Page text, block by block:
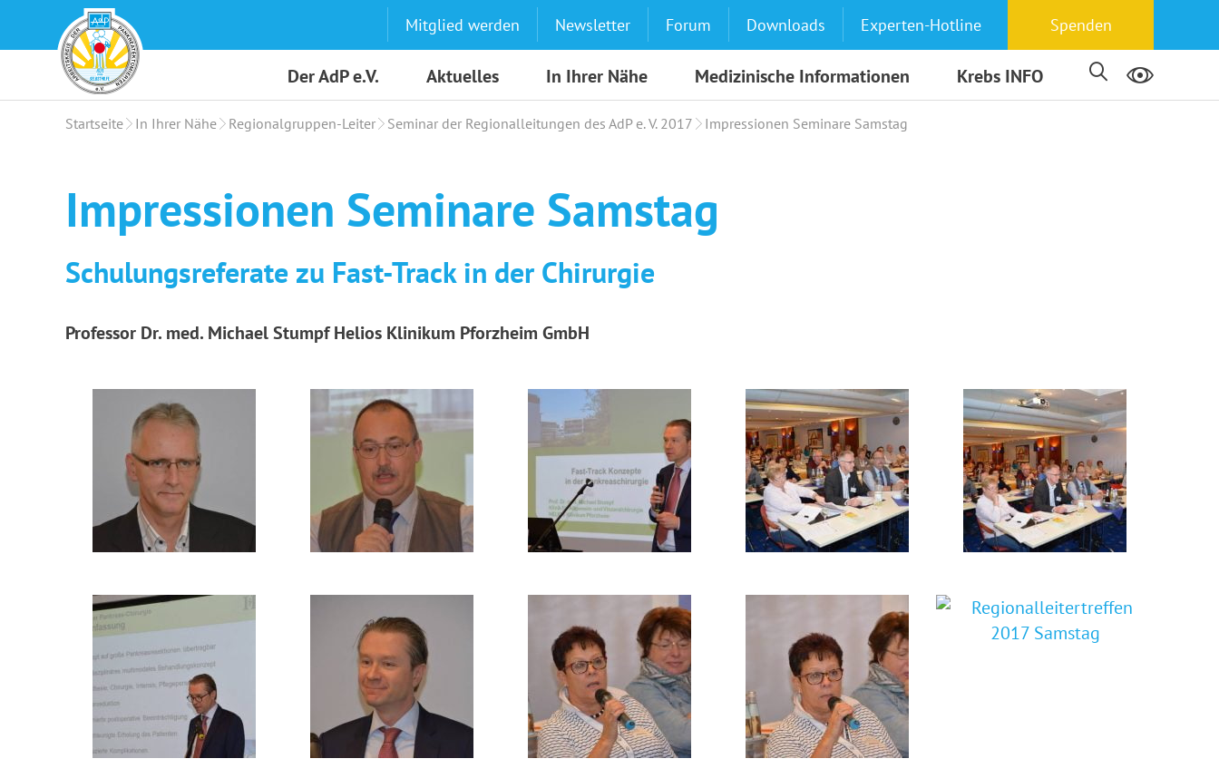
Mitglied werden Newsletter Forum Downloads Experten-Hotline Spenden
Der AdP e.V. Aktuelles In Ihrer Nähe Medizinische Informationen Krebs INFO
Startseite In Ihrer Nähe Regionalgruppen-Leiter Seminar der Regionalleitungen des AdP e. V. 2017 Impressionen Seminare Samstag
Impressionen Seminare Samstag
Schulungsreferate zu Fast-Track in der Chirurgie
Professor Dr. med. Michael Stumpf Helios Klinikum Pforzheim GmbH